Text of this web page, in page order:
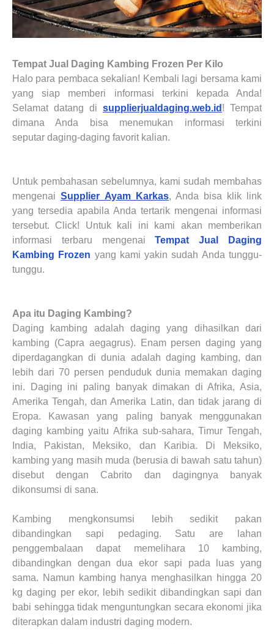
Tempat Jual Daging Kambing Frozen Per Kilo
Halo para pembaca sekalian! Kembali lagi bersama kami
yang siap memberi informasi terkini kepada Anda!
Selamat datang di supplierjualdaging.web.id ! Tempat
dimana Anda bisa menemukan informasi terkini
seputar daging-daging favorit kalian.
Untuk pembahasan sebelumnya, kami sudah membahas
mengenai Supplier Ayam Karkas, Anda bisa klik link
yang tersedia apabila Anda tertarik mengenai informasi
tersebut. Click! Untuk kali ini kami akan memberikan
informasi terbaru mengenaiTempat Jual Daging
Kambing Frozen yang kami yakin sudah Anda tunggu-
tunggu.
Apa itu Daging Kambing?
Daging kambing adalah daging yang dihasilkan dari
kambing (Capra aegagrus). Enam persen daging yang
diperdagangkan di dunia adalah daging kambing, dan
lebih dari 70 persen penduduk dunia memakan daging
ini. Daging ini paling banyak dimakan di Afrika, Asia,
Amerika Tengah, dan Amerika Latin, dan tidak jarang di
Eropa. Kawasan yang paling banyak menggunakan
daging kambing yaitu Afrika sub-sahara, Timur Tengah,
India, Pakistan, Meksiko, dan Karibia. Di Meksiko,
kambing yang masih muda (berusia di bawah satu tahun)
disebut dengan Cabrito dan dagingnya banyak
dikonsumsi di sana.
Kambing mengkonsumsi lebih sedikit pakan
dibandingkan sapi pedaging. Satu are lahan
penggembalaan dapat memelihara 10 kambing,
dibandingkan dengan dua ekor sapi pada luas yang
sama. Namun kambing hanya menghasilkan hingga 20
kg daging per ekor, lebih sedikit dibandingkan sapi dan
babi sehingga tidak menguntungkan secara ekonomi jika
diterapkan dalam industri daging modern.